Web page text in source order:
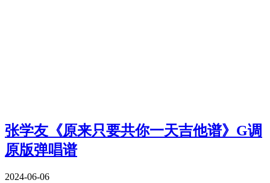
张学友《原来只要共你一天吉他谱》G调
原版弹唱谱
2024-06-06